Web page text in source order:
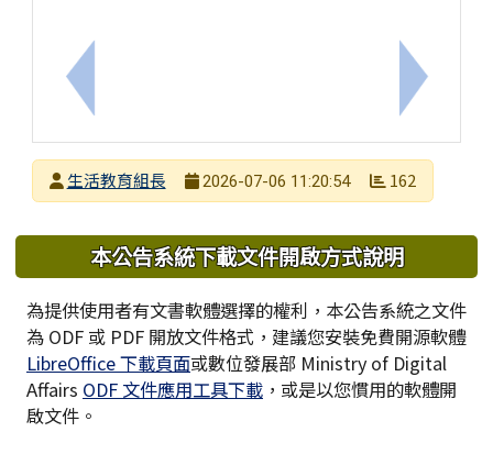
上一筆：轉知115/10/08週四前之教育部「115年教
下一筆：
發布者生活教育組長
2026-07-06 11:20:54 162
下中區域內容
本公告系統下載文件開啟方式說明
為提供使用者有文書軟體選擇的權利，本公告系統之文件
為 ODF 或 PDF 開放文件格式，建議您安裝免費開源軟體
LibreOffice 下載頁面或數位發展部 Ministry of Digital
Affairs ODF 文件應用工具下載 ，或是以您慣用的軟體開
啟文件。